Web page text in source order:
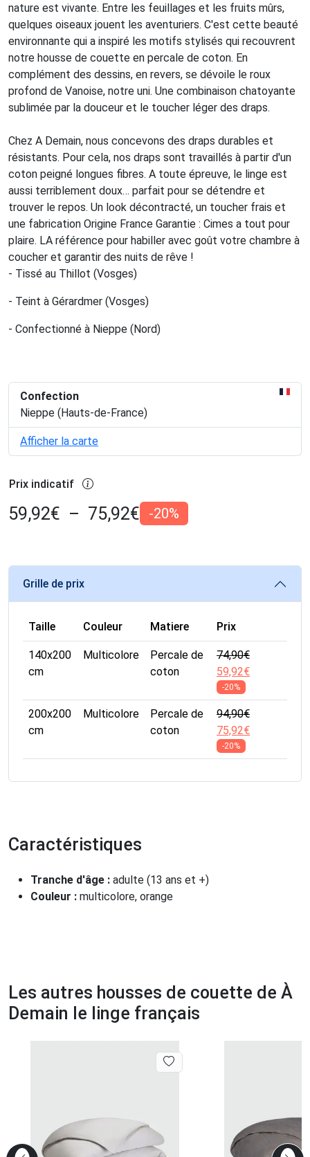
nature est vivante. Entre les feuillages et les fruits mûrs,
quelques oiseaux jouent les aventuriers. C'est cette beauté
environnante qui a inspiré les motifs stylisés qui recouvrent
notre housse de couette en percale de coton. En
complément des dessins, en revers, se dévoile le roux
profond de Vanoise, notre uni. Une combinaison chatoyante
sublimée par la douceur et le toucher léger des draps.
Chez A Demain, nous concevons des draps durables et
résistants. Pour cela, nos draps sont travaillés à partir d'un
coton peigné longues fibres. A toute épreuve, le linge est
aussi terriblement doux… parfait pour se détendre et
trouver le repos. Un look décontracté, un toucher frais et
une fabrication Origine France Garantie : Cimes a tout pour
plaire. LA référence pour habiller avec goût votre chambre à
coucher et garantir des nuits de rêve !
- Tissé au Thillot (Vosges)
- Teint à Gérardmer (Vosges)
- Confectionné à Nieppe (Nord)
Confection
Nieppe (Hauts-de-France)
Afficher la carte
Prix indicatif
59,92€ – 75,92€ -20%
Grille de prix
Taille Couleur Matiere Prix
140x200
cm
Multicolore
Percale de
coton
74,90€
59,92€
-20%
200x200
cm
Multicolore
Percale de
coton
94,90€
75,92€
-20%
Caractéristiques
Tranche d'âge : adulte (13 ans et +)
Couleur : multicolore, orange
Les autres housses de couette de À
Demain le linge français